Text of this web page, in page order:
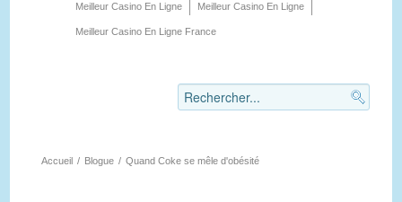
Meilleur Casino En Ligne Meilleur Casino En Ligne
Meilleur Casino En Ligne France
Accueil / Blogue / Quand Coke se mêle d'obésité